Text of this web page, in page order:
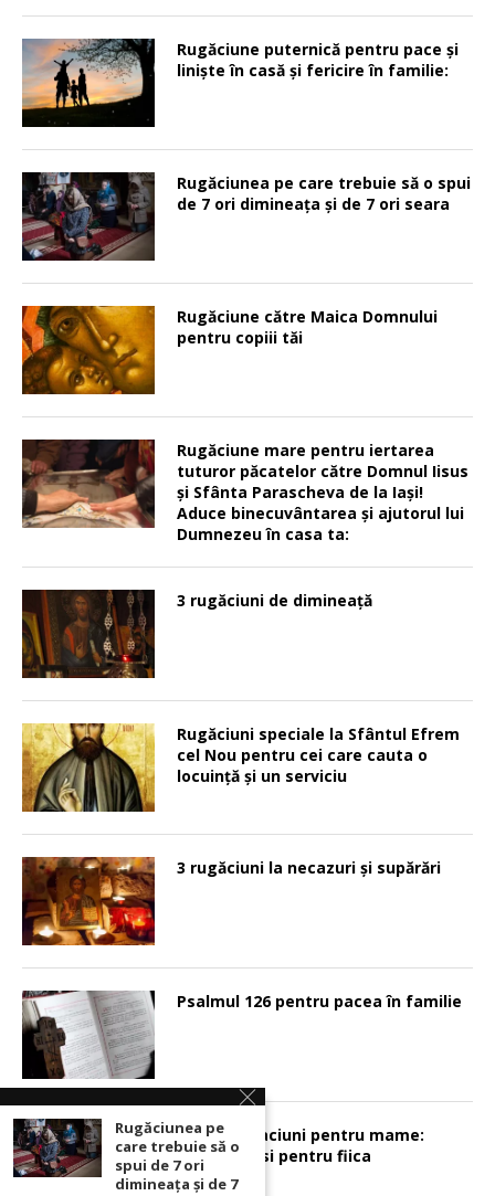
Rugăciune puternică pentru pace şi
linişte în casă şi fericire în familie:
Rugăciunea pe care trebuie să o spui
de 7 ori dimineața și de 7 ori seara
Rugăciune către Maica Domnului
pentru copiii tăi
Rugăciune mare pentru iertarea
tuturor păcatelor către Domnul Iisus
şi Sfânta Parascheva de la Iaşi!
Aduce binecuvântarea şi ajutorul lui
Dumnezeu în casa ta:
3 rugăciuni de dimineață
Rugăciuni speciale la Sfântul Efrem
cel Nou pentru cei care cauta o
locuinţă şi un serviciu
3 rugăciuni la necazuri și supărări
Psalmul 126 pentru pacea în familie
Sunt 2 rugaciuni pentru mame:
pentru fiu si pentru fiica
Rugăciunea pe
care trebuie să o
spui de 7 ori
dimineața și de 7